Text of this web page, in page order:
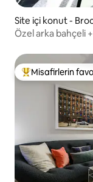
Site içi konut -
Özel arka bahçeli
Misafirlerin
Misafirlerin